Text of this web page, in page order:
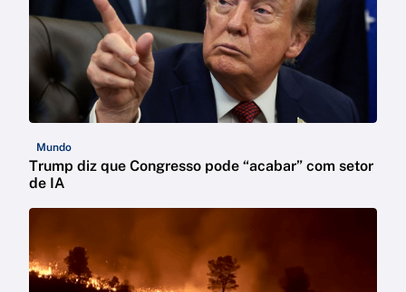
Mundo
Trump diz que Congresso pode “acabar” com setor
de IA